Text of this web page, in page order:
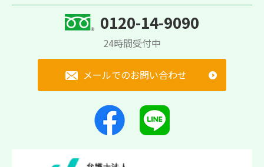
0120-14-9090
24時間受付中
メールでのお問い合わせ